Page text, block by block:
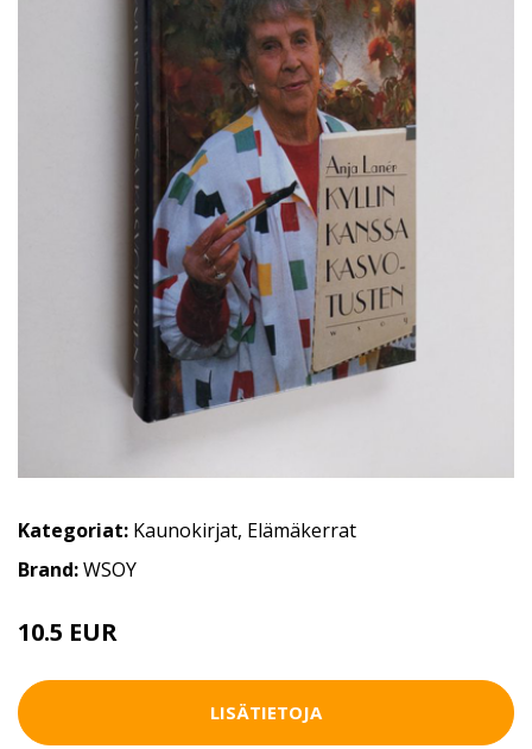
Kategoriat: Kaunokirjat, Elämäkerrat
Brand:WSOY
10.5 EUR
LISÄTIETOJA